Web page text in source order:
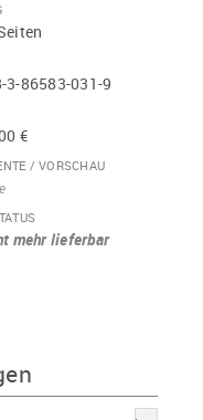
3-86583-031-9
€
/ VORSCHAU
mehr lieferbar